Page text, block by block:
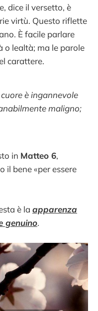
dice il versetto, è
virtù. Questo riflette
È facile parlare
o lealtà; ma le parole
carattere.
cuore è ingannevole
maligno;
in Matteo 6,
il bene «per essere
è la apparenza
genuino.